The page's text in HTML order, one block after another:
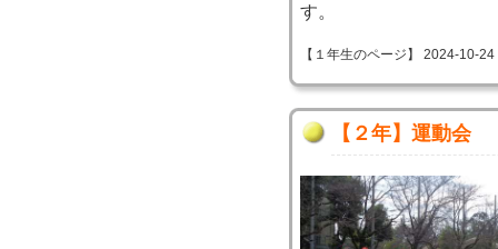
す。
【１年生のページ】 2024-10-
【２年】運動会